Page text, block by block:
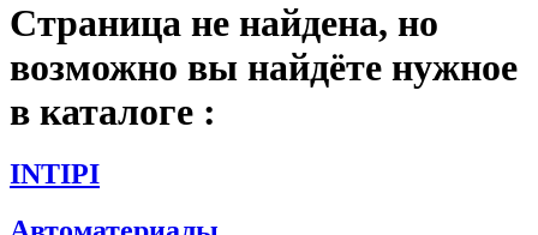
Страница не найдена, но
возможно вы найдёте нужное
в каталоге :
INTIPI